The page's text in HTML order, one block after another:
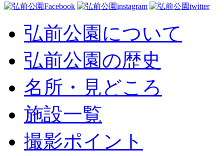
弘前公園について
弘前公園の歴史
名所・見どころ
施設一覧
撮影ポイント